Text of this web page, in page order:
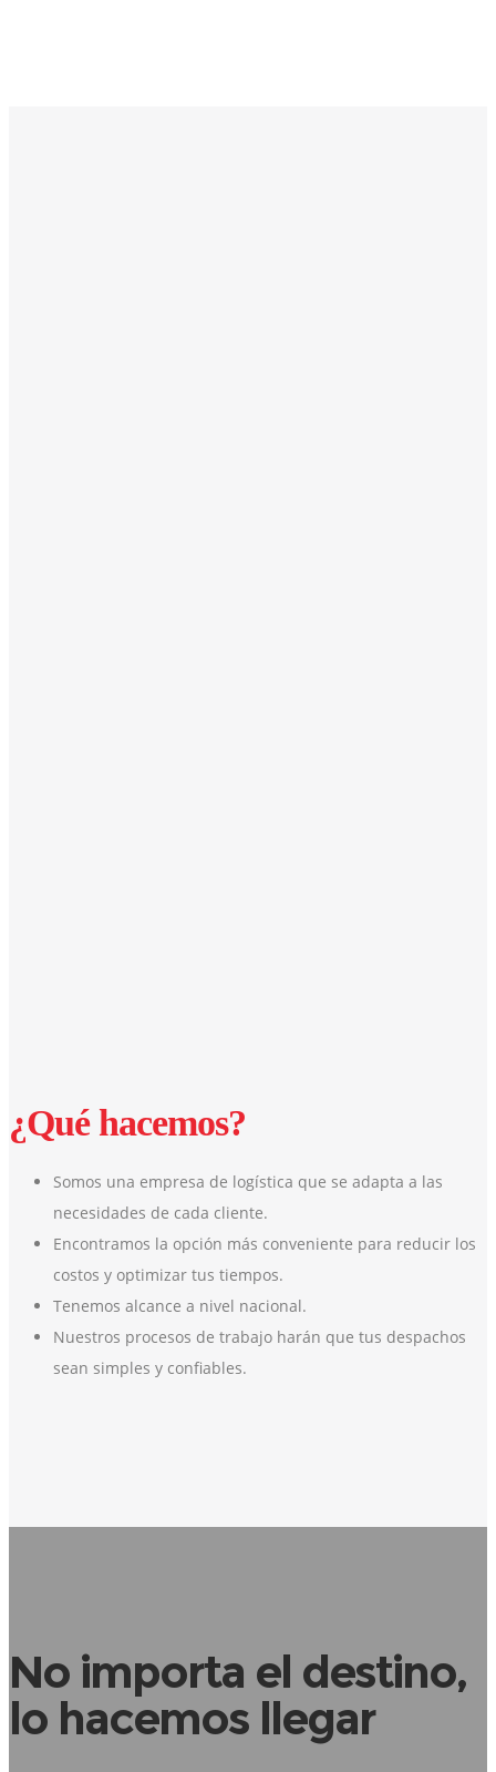
¿Qué hacemos?
Somos una empresa de logística que se adapta a las
necesidades de cada cliente.
Encontramos la opción más conveniente para reducir los
costos y optimizar tus tiempos.
Tenemos alcance a nivel nacional.
Nuestros procesos de trabajo harán que tus despachos
sean simples y confiables.
No importa el destino,
lo hacemos llegar